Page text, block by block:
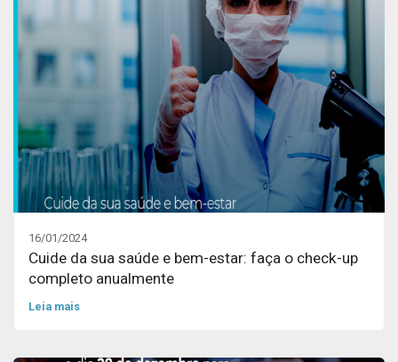
16/01/2024
Cuide da sua saúde e bem-estar: faça o check-up
completo anualmente
Leia mais